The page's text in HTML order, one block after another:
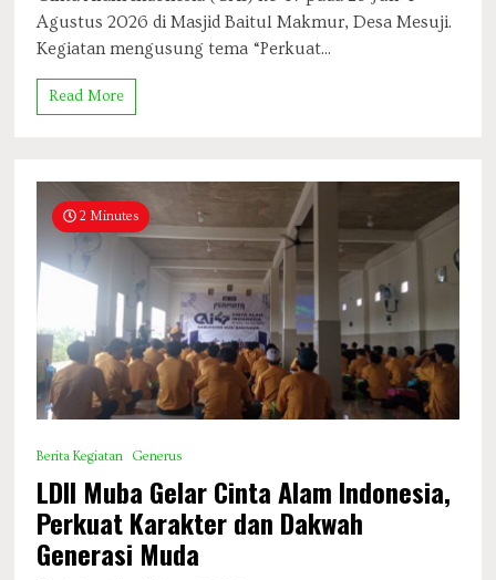
Agustus 2026 di Masjid Baitul Makmur, Desa Mesuji.
Kegiatan mengusung tema “Perkuat...
Read More
2 Minutes
Berita Kegiatan Generus
LDII Muba Gelar Cinta Alam Indonesia,
Perkuat Karakter dan Dakwah
Generasi Muda